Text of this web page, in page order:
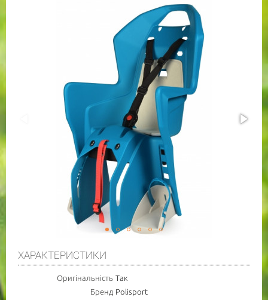
ХАРАКТЕРИСТИКИ
Оригінальність Так
Бренд Polisport